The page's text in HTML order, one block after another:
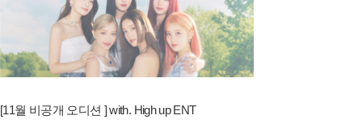
[11월 비공개 오디션 ] with. High up ENT